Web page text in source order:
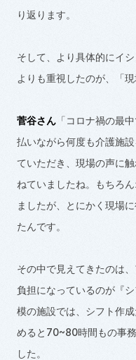
り返ります。
そして、より具体的にイ
よりも重視したのが、「現
菅谷さん「コロナ禍の最
払いながら何度も介護施
ていただき、現場の声に触
ねていましたね。もちろ
ましたが、とにかく現場
たんです。
その中で見えてきたのは
負担になっているのが『
模の施設では、シフト作
めると 70~80時間もの事
した。